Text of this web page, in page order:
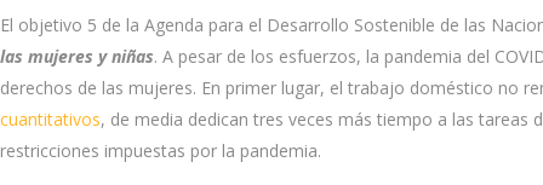
El objetivo 5 de la Agenda para el Desarrollo Sostenible de las
las mujeres y niñas. A pesar de los esfuerzos, la pandemia del
derechos de las mujeres. En primer lugar, el trabajo doméstico no
cuantitativos, de media dedican tres veces más tiempo a las
restricciones impuestas por la pandemia.